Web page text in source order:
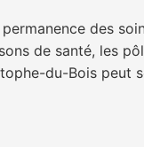
des
de santé, les
du-Bois peut